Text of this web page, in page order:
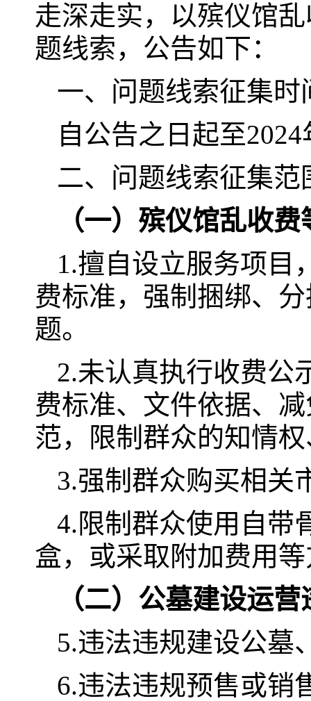
走深走实，以殡仪馆
题线索，公告如下：
一、问题线索征集时
自公告之日起至
二、问题线索征集范
（一） 殡仪馆乱收费
1.擅自设立服务项目
费标准，强制捆绑、
题。
2.未认真执行收费公
费标准、文件依据、
范，限制群众的知情
3.强制群众购买相关
4.限制群众使用自带
盒，或采取附加费用
（二）公墓建设运
5.违法违规建设公墓
6.违法违规预售或销